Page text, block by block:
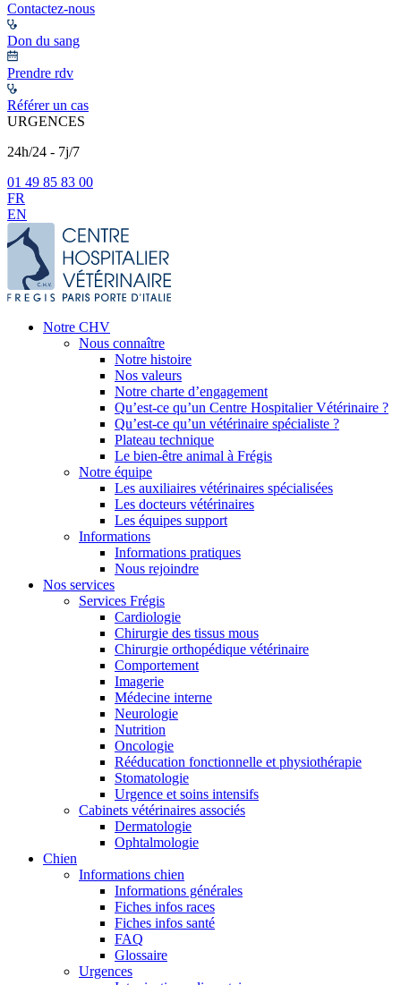
Contactez-nous
Don du sang
Prendre rdv
Référer un cas
URGENCES
24h/24 - 7j/7
01 49 85 83 00
FR
EN
Notre CHV
Nous connaître
Notre histoire
Nos valeurs
Notre charte d’engagement
Qu’est-ce qu’un Centre Hospitalier Vétérinaire ?
Qu’est-ce qu’un vétérinaire spécialiste ?
Plateau technique
Le bien-être animal à Frégis
Notre équipe
Les auxiliaires vétérinaires spécialisées
Les docteurs vétérinaires
Les équipes support
Informations
Informations pratiques
Nous rejoindre
Nos services
Services Frégis
Cardiologie
Chirurgie des tissus mous
Chirurgie orthopédique vétérinaire
Comportement
Imagerie
Médecine interne
Neurologie
Nutrition
Oncologie
Rééducation fonctionnelle et physiothérapie
Stomatologie
Urgence et soins intensifs
Cabinets vétérinaires associés
Dermatologie
Ophtalmologie
Chien
Informations chien
Informations générales
Fiches infos races
Fiches infos santé
FAQ
Glossaire
Urgences